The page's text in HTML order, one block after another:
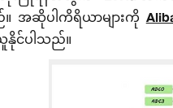
အဆိုပါကိရိယာများကို
ပါသည်။